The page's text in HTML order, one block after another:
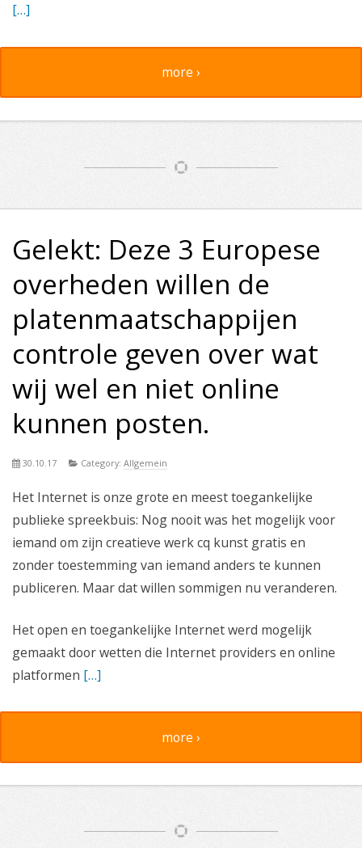
[…]
more ›
Gelekt: Deze 3 Europese
overheden willen de
platenmaatschappijen
controle geven over wat
wij wel en niet online
kunnen posten.
30.10.17 Category:Allgemein
Het Internet is onze grote en meest toegankelijke
publieke spreekbuis: Nog nooit was het mogelijk voor
iemand om zijn creatieve werk cq kunst gratis en
zonder toestemming van iemand anders te kunnen
publiceren. Maar dat willen sommigen nu veranderen.
Het open en toegankelijke Internet werd mogelijk
gemaakt door wetten die Internet providers en online
platformen […]
more ›